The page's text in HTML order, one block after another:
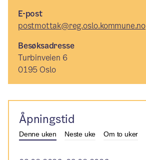
E-post
postmottak@reg.oslo.kommune.no
Besøksadresse
Turbinveien 6
0195 Oslo
Åpningstid
Denne uken Neste uke Om to uker